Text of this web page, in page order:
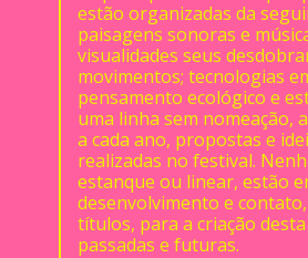
estão organizadas da
paisagens sonoras e
visualidades seus
movimentos; tecnologias
pensamento ecológico e
uma linha sem nomeação,
a cada ano, propostas e
realizadas no festival.
estanque ou linear, estão
desenvolvimento e
títulos, para a criação
passadas e futuras.